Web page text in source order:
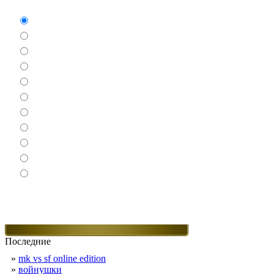
Последние
» mk vs sf online edition
» войнушки